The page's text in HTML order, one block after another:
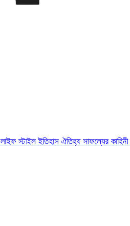
লাইফ স্টাইলইতিহাস ঐতিহ্য সাফল্যের কাহিনী